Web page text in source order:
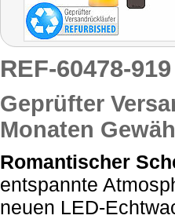
REF-60478-
Geprüfter
Monaten
Romantischer
entspannte
neuen LED-